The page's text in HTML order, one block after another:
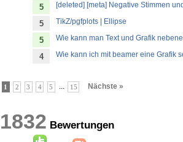
5 [deleted] [meta] Negative Stimmen
5 TikZ/pgfplots | Ellipse
5 Wie kann man Text und Grafik
4 Wie kann ich mit beamer eine Grafik
1 2 3 4 5 ... 15 Nächste »
1832 Bewertungen